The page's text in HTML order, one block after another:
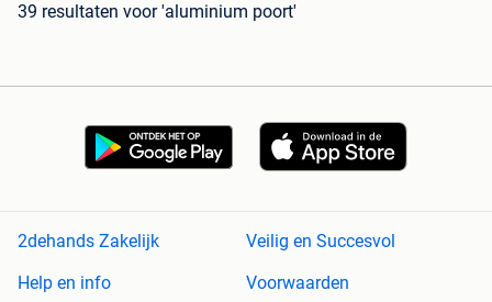
39 resultaten voor 'aluminium poort'
2dehands Zakelijk
Veilig en Succesvol
Help en info
Voorwaarden